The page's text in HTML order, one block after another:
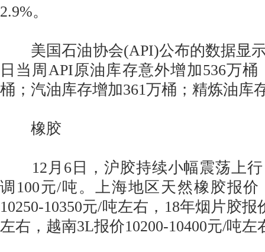
2.9%。
美国石油协会(API)公布的数据显示
日当周API原油库存意外增加536万桶
桶；汽油库存增加361万桶；精炼油库
橡胶
12月6日，沪胶持续小幅震荡上行
调100元/吨。上海地区天然橡胶报价
10250-10350元/吨左右，18年烟片胶报
左右，越南3L报价10200-10400元/吨左